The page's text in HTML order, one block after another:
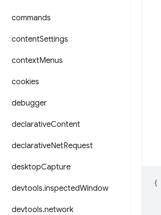
commands
contentSettings
contextMenus
cookies
debugger
declarativeContent
declarativeNetRequest
desktopCapture
devtools.inspectedWindow
devtools.network
{